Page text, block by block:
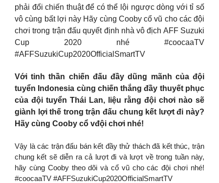
phải đổi chiến thuật để có thể lội ngược dòng với tỉ số
vô cùng bất lợi này Hãy cùng Cooby cổ vũ cho các đội
chơi trong trận đấu quyết định nhà vô địch AFF Suzuki
Cup 2020 nhé #coocaaTV
#AFFSuzukiCup2020OfficialSmartTV
Với tinh thần chiến đấu đầy dũng mãnh của đội
tuyển Indonesia cùng chiến thắng đầy thuyết phục
của đội tuyển Thái Lan, liệu rằng đội chơi nào sẽ
giành lợi thế trong trận đấu chung kết lượt đi này?
Hãy cùng Cooby cổ vđội chơi nhé!
Vậy là các trận đấu bán kết đầy thử thách đã kết thúc, trận
chung kết sẽ diễn ra cả lượt đi và lượt về trong tuần này,
hãy cùng Cooby theo dõi và cổ vũ cho các đội chơi nhé!
#coocaaTV #AFFSuzukiCup2020OfficialSmartTV